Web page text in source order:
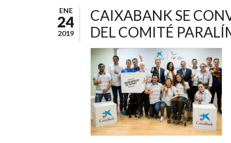
ENE
24
2019
CAIXABANK SE
DEL COMITÉ